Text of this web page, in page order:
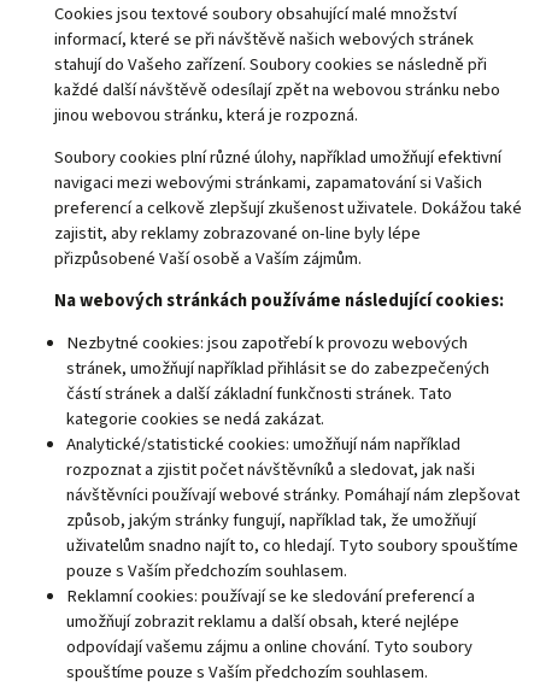
Cookies jsou textové soubory obsahující malé množství
informací, které se při návštěvě našich webových stránek
stahují do Vašeho zařízení. Soubory cookies se následně při
každé další návštěvě odesílají zpět na webovou stránku nebo
jinou webovou stránku, která je rozpozná.
Soubory cookies plní různé úlohy, například umožňují efektivní
navigaci mezi webovými stránkami, zapamatování si Vašich
preferencí a celkově zlepšují zkušenost uživatele. Dokážou také
zajistit, aby reklamy zobrazované on-line byly lépe
přizpůsobené Vaší osobě a Vaším zájmům.
Na webových stránkách používáme následující cookies:
Nezbytné cookies: jsou zapotřebí k provozu webových
stránek, umožňují například přihlásit se do zabezpečených
částí stránek a další základní funkčnosti stránek. Tato
kategorie cookies se nedá zakázat.
Analytické/statistické cookies: umožňují nám například
rozpoznat a zjistit počet návštěvníků a sledovat, jak naši
návštěvníci používají webové stránky. Pomáhají nám zlepšovat
způsob, jakým stránky fungují, například tak, že umožňují
uživatelům snadno najít to, co hledají. Tyto soubory spouštíme
pouze s Vaším předchozím souhlasem.
Reklamní cookies: používají se ke sledování preferencí a
umožňují zobrazit reklamu a další obsah, které nejlépe
odpovídají vašemu zájmu a online chování. Tyto soubory
spouštíme pouze s Vaším předchozím souhlasem.